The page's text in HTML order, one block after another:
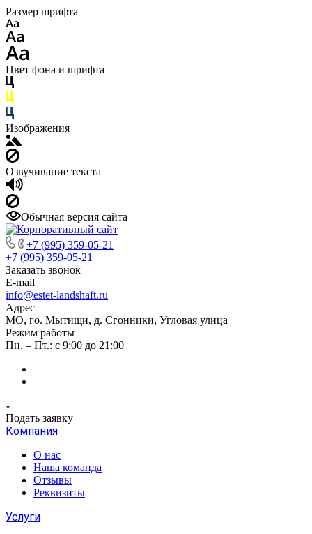
Размер шрифта
Цвет фона и шрифта
Изображения
Озвучивание текста
Обычная версия сайта
+7 (995) 359-05-21
+7 (995) 359-05-21
Заказать звонок
E-mail
info@estet-landshaft.ru
Адрес
МО, го. Мытищи, д. Сгонники, Угловая улица
Режим работы
Пн. – Пт.: с 9:00 до 21:00
Подать заявку
Компания
О нас
Наша команда
Отзывы
Реквизиты
Услуги